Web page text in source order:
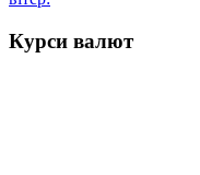
Курси валют